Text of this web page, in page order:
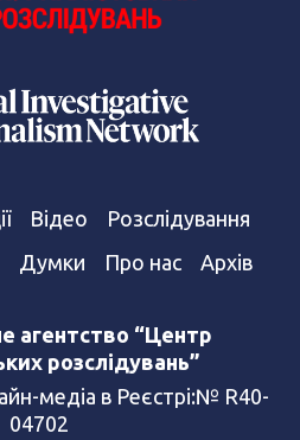
Відео
Розслідування
Думки Про нас Архів
агентство “Центр
розслідувань”
медіа в Реєстрі:№ R40-
04702